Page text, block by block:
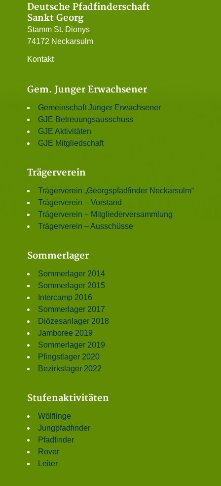
Deutsche Pfadfinderschaft
Sankt Georg
Stamm St. Dionys
74172 Neckarsulm
Kontakt
Gem. Junger Erwachsener
Gemeinschaft Junger Erwachsener
GJE Betreuungsausschuss
GJE Aktivitäten
GJE Mitgliedschaft
Trägerverein
Trägerverein „Georgspfadfinder Neckarsulm“
Trägerverein – Vorstand
Trägerverein – Mitgliederversammlung
Trägerverein – Ausschüsse
Sommerlager
Sommerlager 2014
Sommerlager 2015
Intercamp 2016
Sommerlager 2017
Diözesanlager 2018
Jamboree 2019
Sommerlager 2019
Pfingstlager 2020
Bezirkslager 2022
Stufenaktivitäten
Wölflinge
Jungpfadfinder
Pfadfinder
Rover
Leiter